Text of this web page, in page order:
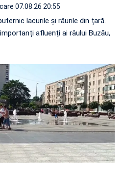
07.08.26 20:55
lacurile și râurile din țară.
afluenți ai râului Buzău,